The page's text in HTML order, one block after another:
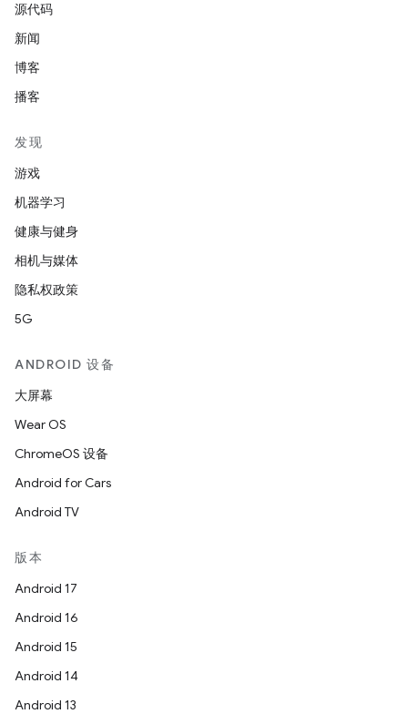
源代码
新闻
博客
播客
发现
游戏
机器学习
健康与健身
相机与媒体
隐私权政策
5G
ANDROID 设备
大屏幕
Wear OS
ChromeOS 设备
Android for Cars
Android TV
版本
Android 17
Android 16
Android 15
Android 14
Android 13